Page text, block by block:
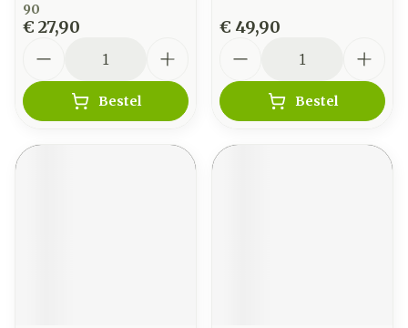
90
€ 27,90
Bestel
€ 49,90
Bestel